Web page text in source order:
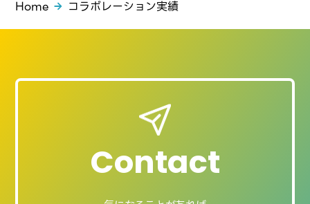
Home コラボレーション実績
Contact